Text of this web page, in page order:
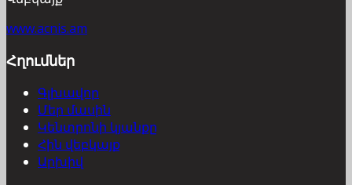
www.acnis.am
Հղումներ
Գլխավոր
Մեր մասին
Կենտրոնի կյանքը
Հին վեբկայք
Արխիվ